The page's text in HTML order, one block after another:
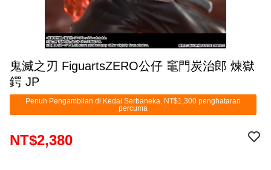
鬼滅之刃 FiguartsZERO公仔 竈門炭治郎 煉獄
鍔 JP
Penuh Pengambilan di Kedai Serbaneka, NT$1,300 penghataran
percuma
NT$2,380